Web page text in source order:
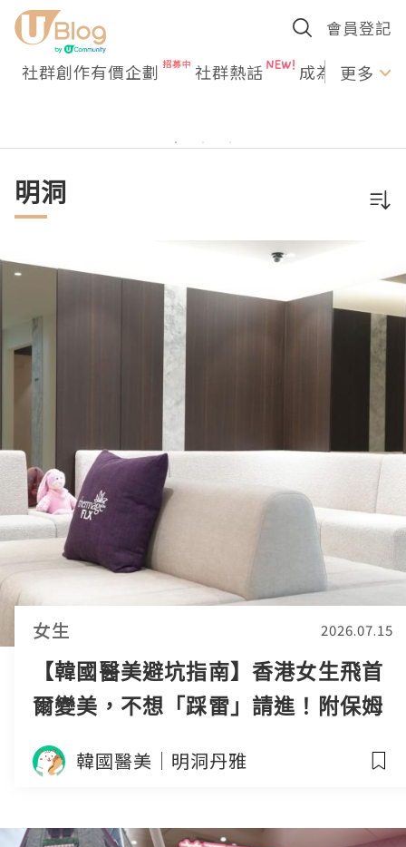
會員登記
社群創作有價企劃 社群熱話 成為U更多
明洞
女生 2026.07.15
【韓國醫美避坑指南】香港女生飛首
爾變美，不想「踩雷」請進！附保姆
級攻略 ✈️🇰🇷
韓國醫美｜明洞丹雅